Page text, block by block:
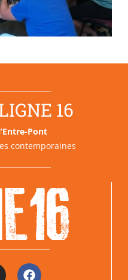
16
Pont
contemporaines